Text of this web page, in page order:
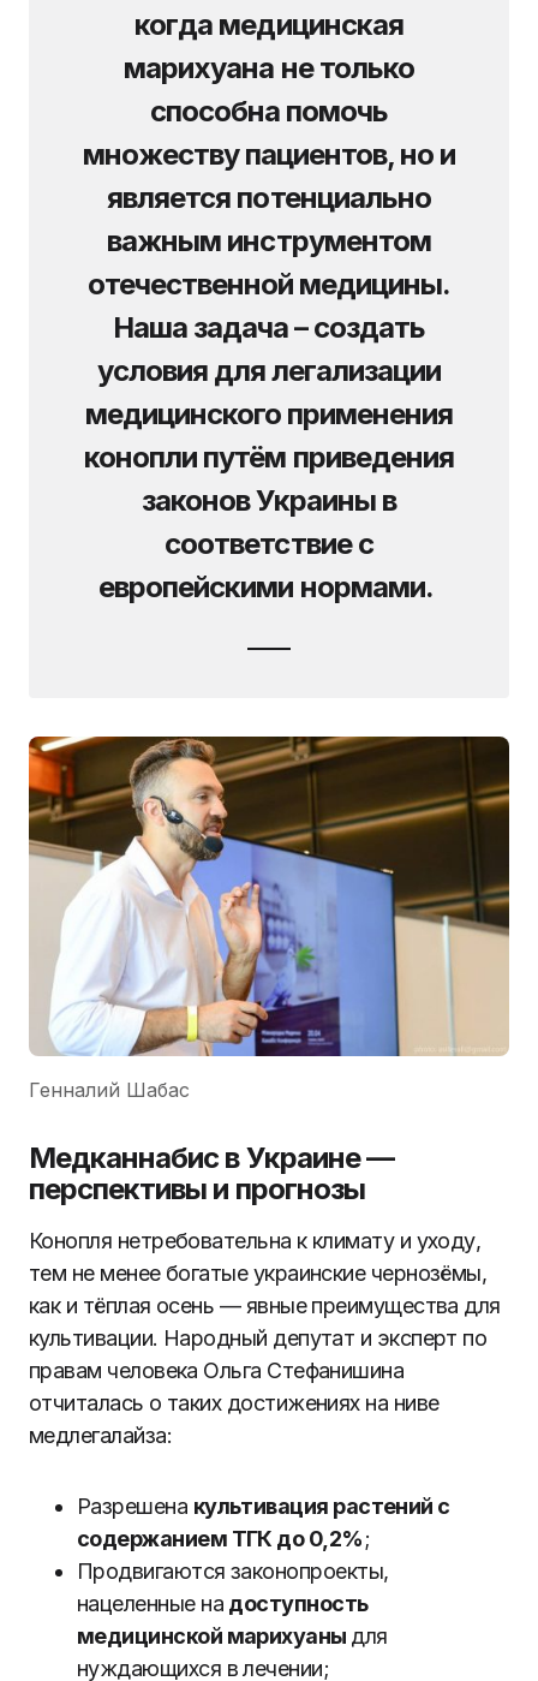
когда медицинская
марихуана не только
способна помочь
множеству пациентов, но и
является потенциально
важным инструментом
отечественной медицины.
Наша задача – создать
условия для легализации
медицинского применения
конопли путём приведения
законов Украины в
соответствие с
европейскими нормами.
Генналий Шабас
Медканнабис в Украине —
перспективы и прогнозы
Конопля нетребовательна к климату и уходу,
тем не менее богатые украинские чернозёмы,
как и тёплая осень — явные преимущества для
культивации. Народный депутат и эксперт по
правам человека Ольга Стефанишина
отчиталась о таких достижениях на ниве
медлегалайза:
Разрешена культивация растений с
содержанием ТГК до 0,2%;
Продвигаются законопроекты,
нацеленные на доступность
медицинской марихуаны для
нуждающихся в лечении;